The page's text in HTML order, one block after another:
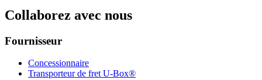
Collaborez avec nous
Fournisseur
Concessionnaire
Transporteur de fret U-Box®